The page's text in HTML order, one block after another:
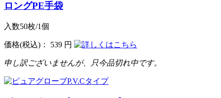
ロングPE手袋
入数50枚/1個
価格(税込) ： 539 円
申し訳ございませんが、只今品切れ中です。